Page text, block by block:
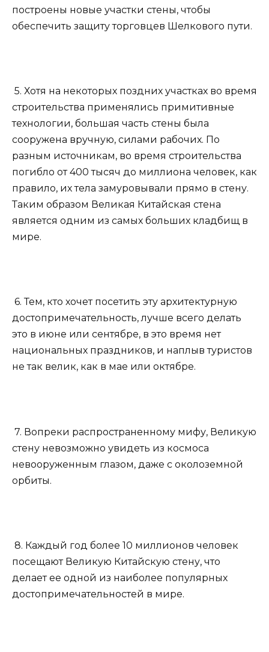
построены новые участки стены, чтобы
обеспечить защиту торговцев Шелкового пути.
5. Хотя на некоторых поздних участках во время
строительства применялись примитивные
технологии, большая часть стены была
сооружена вручную, силами рабочих. По
разным источникам, во время строительства
погибло от 400 тысяч до миллиона человек, как
правило, их тела замуровывали прямо в стену.
Таким образом Великая Китайская стена
является одним из самых больших кладбищ в
мире.
6. Тем, кто хочет посетить эту архитектурную
достопримечательность, лучше всего делать
это в июне или сентябре, в это время нет
национальных праздников, и наплыв туристов
не так велик, как в мае или октябре.
7. Вопреки распространенному мифу, Великую
стену невозможно увидеть из космоса
невооруженным глазом, даже с околоземной
орбиты.
8. Каждый год более 10 миллионов человек
посещают Великую Китайскую стену, что
делает ее одной из наиболее популярных
достопримечательностей в мире.